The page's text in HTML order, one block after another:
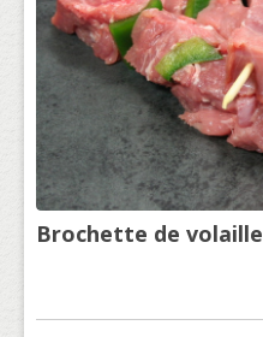
Brochette de volaille